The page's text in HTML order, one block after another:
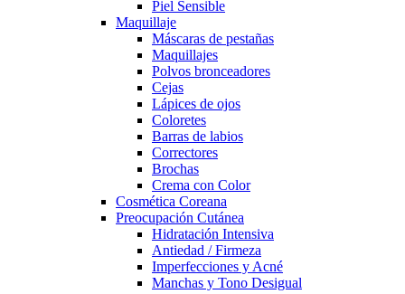
Piel Sensible
Maquillaje
Máscaras de pestañas
Maquillajes
Polvos bronceadores
Cejas
Lápices de ojos
Coloretes
Barras de labios
Correctores
Brochas
Crema con Color
Cosmética Coreana
Preocupación Cutánea
Hidratación Intensiva
Antiedad / Firmeza
Imperfecciones y Acné
Manchas y Tono Desigual